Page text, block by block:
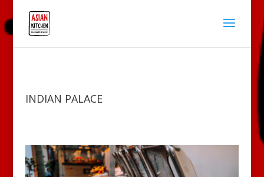
INDIAN PALACE